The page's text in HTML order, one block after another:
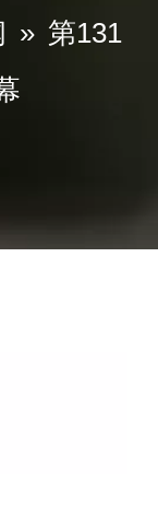
» 第131